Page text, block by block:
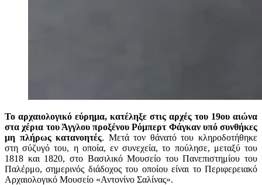
Το αρχαιολογικό εύρημα, κατέληξε στις αρχές του 19ου αιώνα
στα χέρια του Άγγλου προξένου Ρόμπερτ Φάγκαν υπό συνθήκες
μη πλήρως κατανοητές. Μετά τον θάνατό του κληροδοτήθηκε
στη σύζυγό του, η οποία, εν συνεχεία, το πούλησε, μεταξύ του
1818 και 1820, στο Βασιλικό Μουσείο του Πανεπιστημίου του
Παλέρμο, σημερινός διάδοχος του οποίου είναι το Περιφερειακό
Αρχαιολογικό Μουσείο «Αντονίνο Σαλίνας».